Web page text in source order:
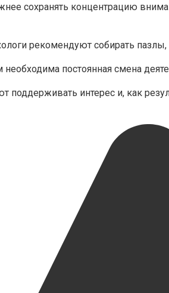
сохранять концентрацию
рекомендуют собирать
постоянная смена
поддерживать интерес и, как